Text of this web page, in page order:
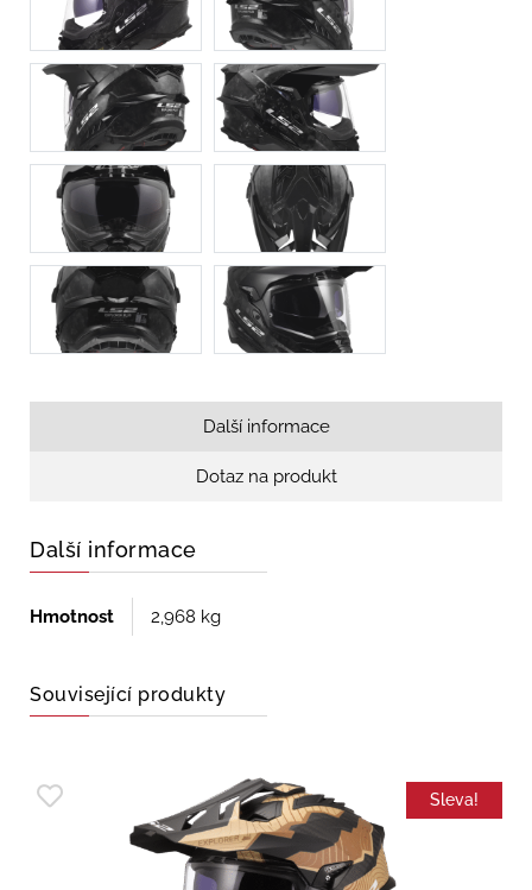
Další informace
Dotaz na produkt
Další informace
Hmotnost 2,968 kg
Související produkty
Sleva!